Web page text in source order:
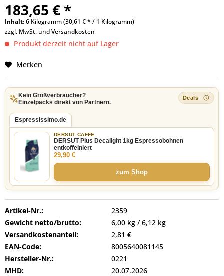
183,65 € *
Inhalt:6 Kilogramm (30,61 € * / 1 Kilogramm)
zzgl. MwSt. undVersandkosten
Produkt derzeit nicht auf Lager
Merken
Kein Großverbraucher?
Einzelpacks direkt von Partnern.
Espressissimo.de
DERSUT CAFFE
DERSUT Plus Decalight 1kg Espressobohnen
entkoffeiniert
29,90 €
zum Shop
Artikel-Nr.:
2359
Gewicht netto/brutto:
6,00 kg / 6,12 kg
Versandkostenanteil:
2,81 €
EAN-Code:
8005640081145
Hersteller-Nr.:
0221
MHD:
20.07.2026